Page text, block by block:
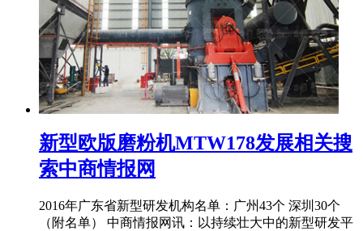
新型欧版磨粉机MTW178发展相关搜
索中商情报网
2016年广东省新型研发机构名单：广州43个 深圳30个
（附名单） 中商情报网讯：以持续壮大中的新型研发平